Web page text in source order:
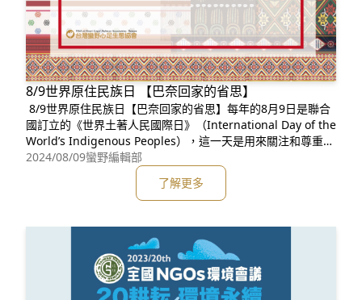
8/9世界原住民族日 【巴奈回家的省思】
8/9世界原住民族日【巴奈回家的省思】每年的8月9日是聯合
國訂立的《世界土著人民國際日》（International Day of the
World’s Indigenous Peoples），這一天是用來關注和尊重全
球各地的土著人民。土著人民是指那些在自己祖先的土地上生
活了很久的人，他們有自己獨特的語言和文化。土著人民這個
詞是目前聯合國官網中文語言的用詞，在台灣則使用原
2024/08/09蠻野編輯部
了解更多